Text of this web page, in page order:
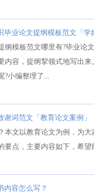
毕业论文提纲模板范文「学
纲模板范文哪里有?毕业论
内容，提纲挈领式地写出
小编整理了...
谢词范文「教育论文案例」
本文以教育论文为例，为
点，主要内容如下，希望
内容怎么写？